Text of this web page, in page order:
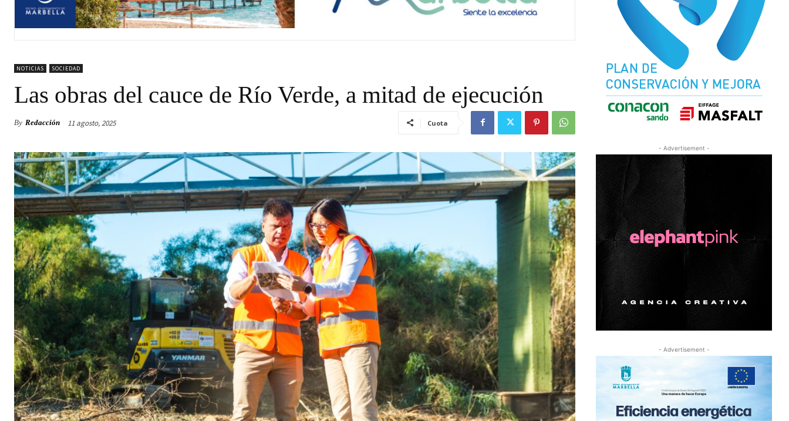
NOTICIAS SOCIEDAD
Las obras del cauce de Río Verde, a mitad de ejecución
By Redacción 11 agosto, 2025 Cuota
- Advertisement -
- Advertisement -